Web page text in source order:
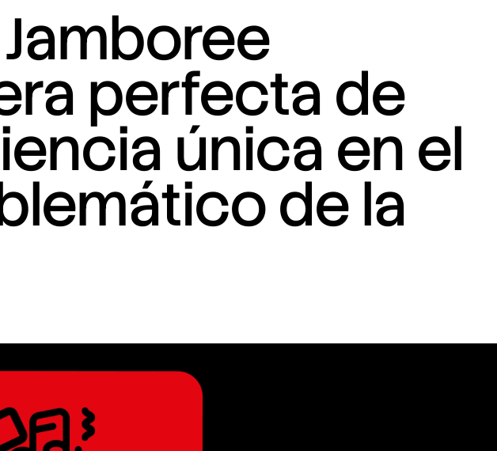
perfecta de
única en el
de la